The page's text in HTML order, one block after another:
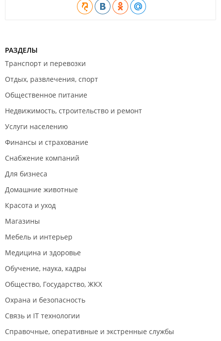
РАЗДЕЛЫ
Транспорт и перевозки
Отдых, развлечения, спорт
Общественное питание
Недвижимость, строительство и ремонт
Услуги населению
Финансы и страхование
Снабжение компаний
Для бизнеса
Домашние животные
Красота и уход
Магазины
Мебель и интерьер
Медицина и здоровье
Обучение, наука, кадры
Общество, Государство, ЖКХ
Охрана и безопасность
Связь и IT технологии
Справочные, оперативные и экстренные службы